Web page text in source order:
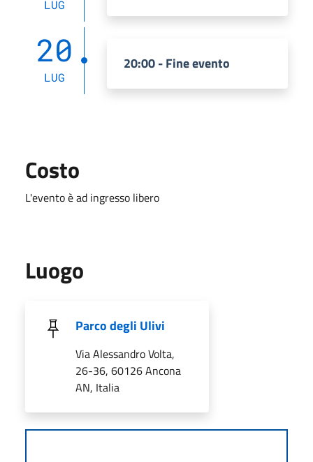
LUG
20
LUG
20:00 - Fine evento
Costo
L'evento è ad ingresso libero
Luogo
Parco degli Ulivi
Via Alessandro Volta,
26-36, 60126 Ancona
AN, Italia